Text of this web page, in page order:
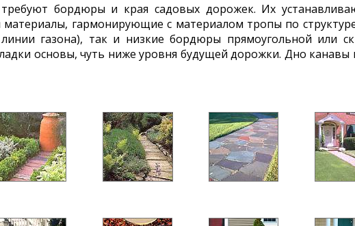
бордюры и края садовых дорожек. Их
материалы, гармонирующие с материалом тропы по
газона), так и низкие бордюры прямоугольной или
основы, чуть ниже уровня будущей дорожки. Дно